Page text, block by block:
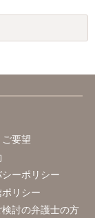
ご要望
ーポリシー
リシー
討の弁護士の方